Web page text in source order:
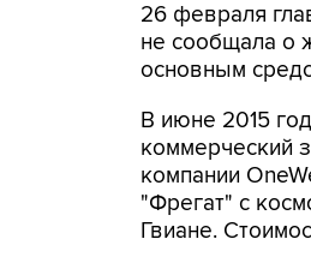
26 февраля
не сообщала о
основным
В июне 2015
коммерческий
компании
"Фрегат" с
Гвиане.